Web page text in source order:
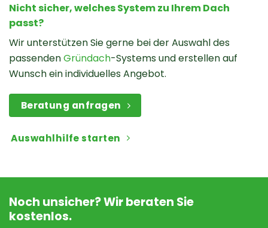
Nicht sicher, welches System zu Ihrem Dach
passt?
Wir unterstützen Sie gerne bei der Auswahl des
passendenGründach-Systems und erstellen auf
Wunsch ein individuelles Angebot.
Beratung anfragen
Auswahlhilfe starten
Noch unsicher? Wir beraten Sie
kostenlos.